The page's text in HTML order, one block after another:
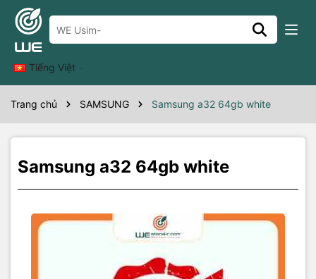
Tiếng Việt
Trang chủ SAMSUNG Samsung a32 64gb white
Samsung a32 64gb white
Thông số kỹ thuật
a32 64gb white A